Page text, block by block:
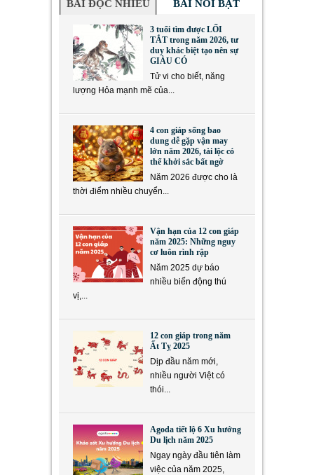
BÀI ĐỌC NHIỀU BÀI NỔI BẬT
3 tuổi tìm được LỐI
TẮT trong năm 2026, tư
duy khác biệt tạo nên sự
GIÀU CÓ
Tử vi cho biết, năng
lượng Hỏa mạnh mẽ của...
4 con giáp sống bao
dung dễ gặp vận may
lớn năm 2026, tài lộc có
thể khởi sắc bất ngờ
Năm 2026 được cho là
thời điểm nhiều chuyển...
Vận hạn của 12 con giáp
năm 2025: Những nguy
cơ luôn rình rập
Năm 2025 dự báo
nhiều biến động thú
vị,...
12 con giáp trong năm
Ất Tỵ 2025
Dịp đầu năm mới,
nhiều người Việt có
thói...
Agoda tiết lộ 6 Xu hướng
Du lịch năm 2025
Ngay ngày đầu tiên làm
việc của năm 2025,